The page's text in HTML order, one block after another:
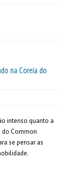
na Coreia do
intenso quanto a
do Common
se pensar as